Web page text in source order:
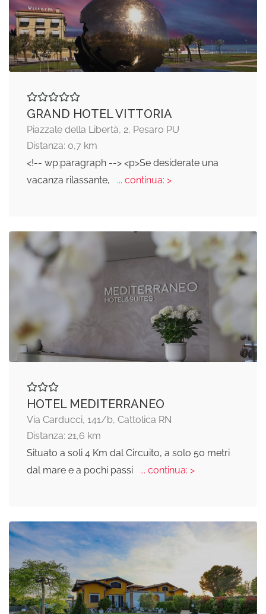
GRAND HOTEL VITTORIA
Piazzale della Libertà, 2, Pesaro PU
Distanza: 0,7 km
<!-- wp:paragraph --> <p>Se desiderate una
vacanza rilassante,
... continua: >
HOTEL MEDITERRANEO
Via Carducci, 141/b, Cattolica RN
Distanza: 21,6 km
Situato a soli 4 Km dal Circuito, a solo 50 metri
dal mare e a pochi passi
... continua: >